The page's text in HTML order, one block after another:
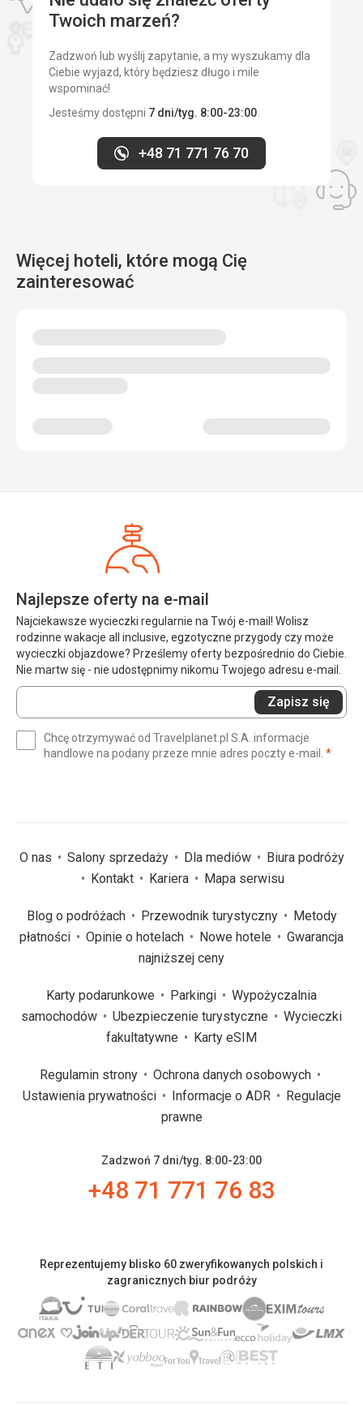
Twoich marzeń?
Zadzwoń lub wyślij zapytanie, a my wyszukamy dla
Ciebie wyjazd, który będziesz długo i mile
wspominać!
Jesteśmy dostępni 7 dni/tyg. 8:00-23:00.
+48 71 771 76 70
Więcej hoteli, które mogą Cię
zainteresować
Najlepsze oferty na e-mail
Najciekawsze wycieczki regularnie na Twój e-mail! Wolisz
rodzinne wakacje all inclusive, egzotyczne przygody czy może
wycieczki objazdowe? Prześlemy oferty bezpośrednio do Ciebie.
Nie martw się - nie udostępnimy nikomu Twojego adresu e-mail.
Wprowadź
swój
(wymagane)
Zapisz się
Chcę otrzymywać od Travelplanet.pl S.A. informacje
handlowe na podany przeze mnie adres poczty e-mail. *
O nas Salony sprzedaży Dla mediów
Biura podróży
Kontakt
Kariera Mapa serwisu
Blog o podróżach Przewodnik turystyczny
Metody
płatności
Opinie o hotelach Nowe hotele
Gwarancja
najniższej ceny
Karty podarunkowe Parkingi
Wypożyczalnia
samochodów
Ubezpieczenie turystyczne
Wycieczki
fakultatywne
Karty eSIM
Regulamin strony
Ochrona danych osobowych
Ustawienia prywatności
Informacje o ADR
Regulacje
prawne
Zadzwoń 7 dni/tyg. 8:00-23:00
+48 71 771 76 83
Reprezentujemy blisko 60 zweryfikowanych polskich i
zagranicznych biur podróży